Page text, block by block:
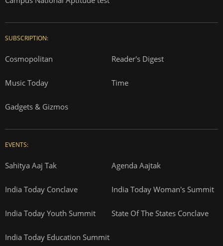
SUBSCRIPTION:
Cosmopolitan Reader's Digest
Music Today Time
Gadgets & Gizmos
EVENTS:
Sahitya Aaj Tak Agenda Aajtak
India Today Conclave India Today Woman's Summit
India Today Youth Summit State Of The States Conclave
India Today Education Summit